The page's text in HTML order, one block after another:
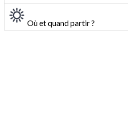
Où et quand partir ?